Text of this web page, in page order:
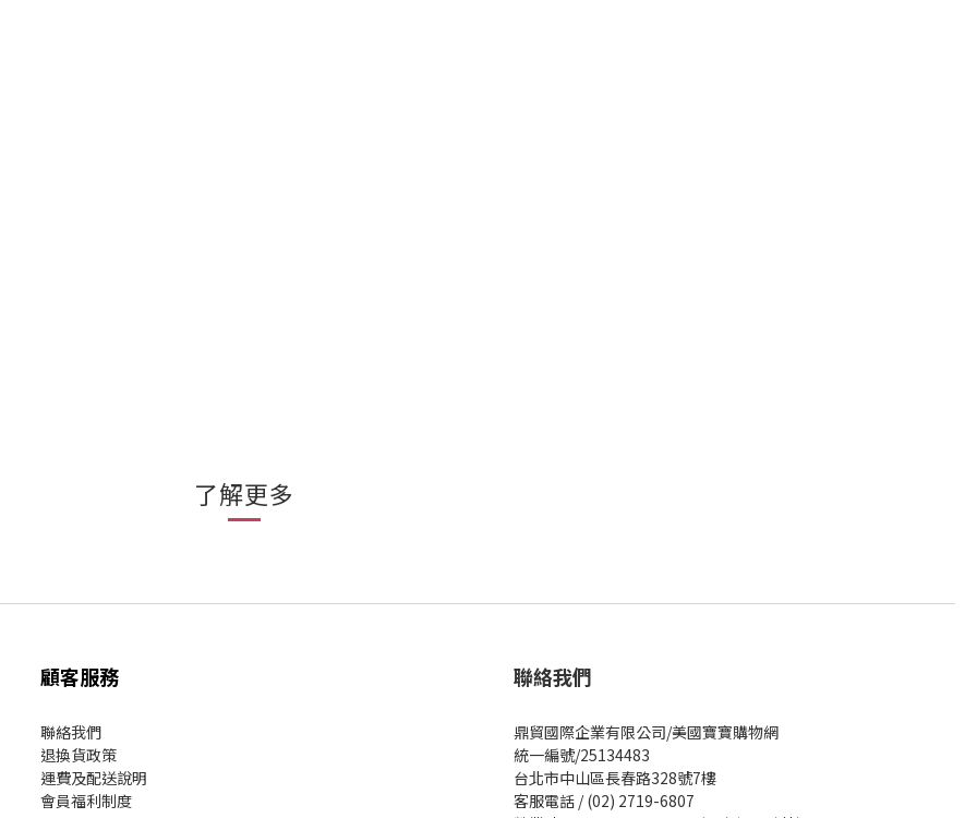
了解更多
顧客服務
聯絡我們
退換貨政策
運費及配送說明
會員福利制度
聯絡我們
鼎貿國際企業有限公司/美國寶寶購物網
統一編號/25134483
台北市中山區長春路328號7樓
客服電話 / (02) 2719-6807